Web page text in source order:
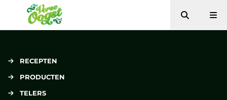
Verse Oogst
Zoeken
RECEPTEN
PRODUCTEN
TELERS